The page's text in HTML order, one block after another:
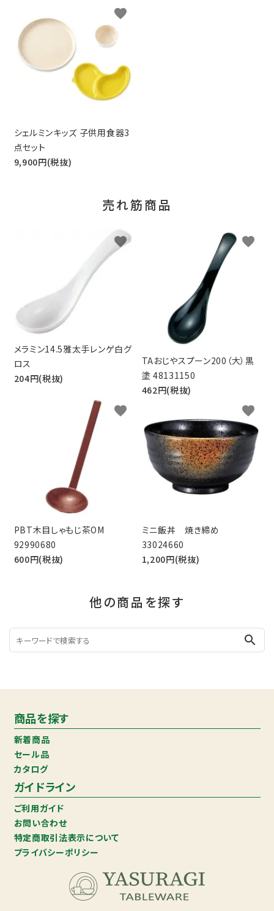
シェルミンキッズ 子供用食器3
点セット
9,900円(税抜)
favorite
売れ筋商品
メラミン14.5雅太手レンゲ白グ
ロス
204円(税抜)
favorite
TAおじやスプーン200（大）黒
塗 48131150
462円(税抜)
favorite
PBT木目しゃもじ茶OM
92990680
600円(税抜)
favorite
ミニ飯丼 焼き締め
33024660
1,200円(税抜)
favorite
他の商品を探す
search
商品を探す
新着商品
セール品
カタログ
ガイドライン
ご利用ガイド
お問い合わせ
特定商取引法表示について
プライバシーポリシー